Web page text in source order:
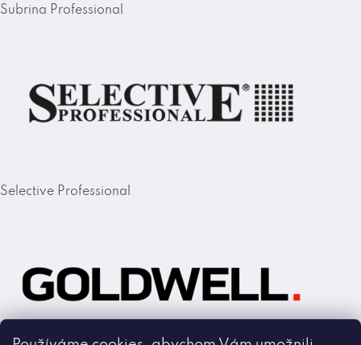
Subrina Professional
Selective Professional